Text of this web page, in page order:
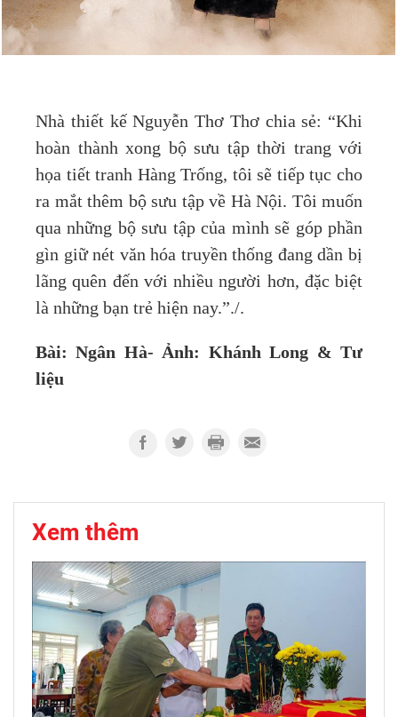
Nhà thiết kế Nguyễn Thơ Thơ chia sẻ: “Khi
hoàn thành xong bộ sưu tập thời trang với
họa tiết tranh Hàng Trống, tôi sẽ tiếp tục cho
ra mắt thêm bộ sưu tập về Hà Nội. Tôi muốn
qua những bộ sưu tập của mình sẽ góp phần
gìn giữ nét văn hóa truyền thống đang dần bị
lãng quên đến với nhiều người hơn, đặc biệt
là những bạn trẻ hiện nay.”./.
Bài: Ngân Hà- Ảnh: Khánh Long & Tư
liệu
Xem thêm